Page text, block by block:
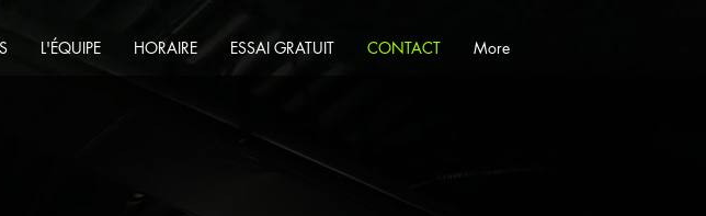
L'ÉQUIPE HORAIRE ESSAI GRATUIT CONTACT More